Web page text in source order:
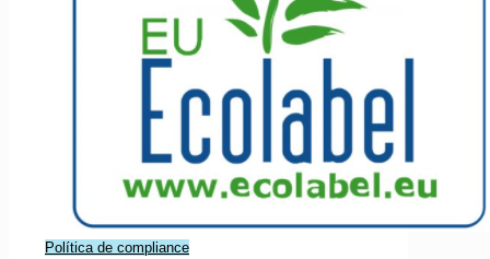
Política de compliance